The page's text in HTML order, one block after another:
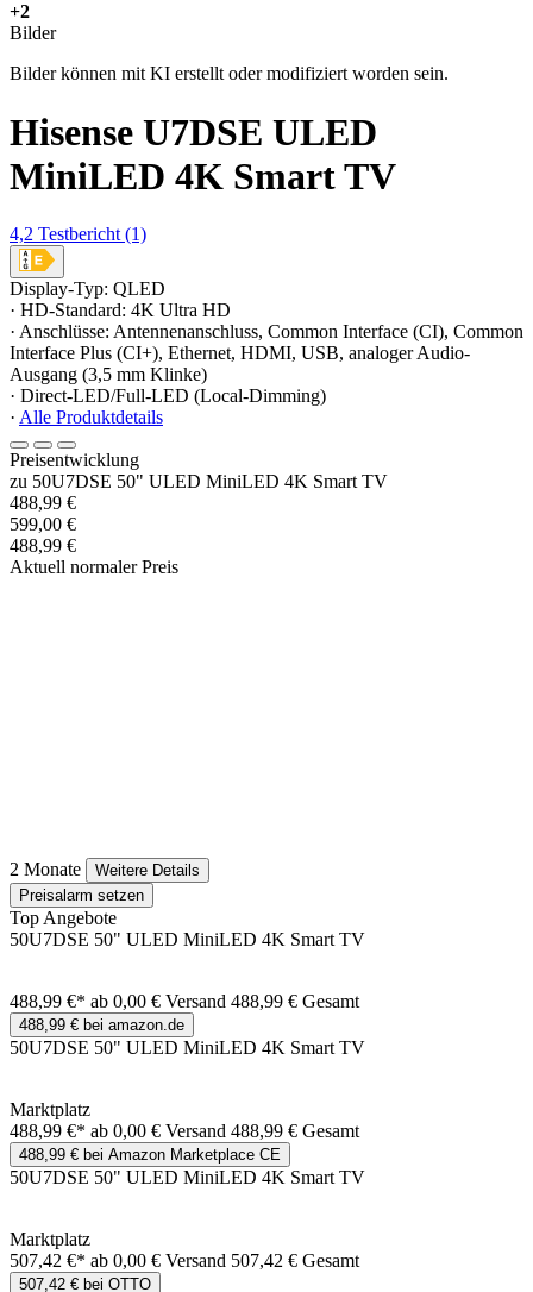
+2
Bilder
Bilder können mit KI erstellt oder modifiziert worden sein.
Hisense U7DSE ULED
MiniLED 4K Smart TV
4,2 Testbericht (1)
Display-Typ: QLED
· HD-Standard: 4K Ultra HD
· Anschlüsse: Antennenanschluss, Common Interface (CI), Common
Interface Plus (CI+), Ethernet, HDMI, USB, analoger Audio-
Ausgang (3,5 mm Klinke)
· Direct-LED/Full-LED (Local-Dimming)
· Alle Produktdetails
Preisentwicklung
zu 50U7DSE 50" ULED MiniLED 4K Smart TV
488,99 €
599,00 €
488,99 €
Aktuell normaler Preis
2 Monate
Weitere Details
Preisalarm setzen
Top Angebote
50U7DSE 50" ULED MiniLED 4K Smart TV
488,99 €* ab 0,00 € Versand 488,99 € Gesamt
488,99 € bei amazon.de
50U7DSE 50" ULED MiniLED 4K Smart TV
Marktplatz
488,99 €* ab 0,00 € Versand 488,99 € Gesamt
488,99 € bei Amazon Marketplace CE
50U7DSE 50" ULED MiniLED 4K Smart TV
Marktplatz
507,42 €* ab 0,00 € Versand 507,42 € Gesamt
507,42 € bei OTTO